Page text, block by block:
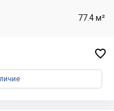
77.4 м²
